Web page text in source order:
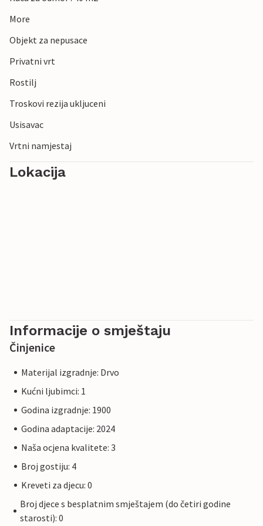
More
Objekt za nepusace
Privatni vrt
Rostilj
Troskovi rezija ukljuceni
Usisavac
Vrtni namjestaj
Lokacija
Informacije o smještaju
Činjenice
Materijal izgradnje: Drvo
Kućni ljubimci: 1
Godina izgradnje: 1900
Godina adaptacije: 2024
Naša ocjena kvalitete: 3
Broj gostiju: 4
Kreveti za djecu: 0
Broj djece s besplatnim smještajem (do četiri godine
starosti): 0